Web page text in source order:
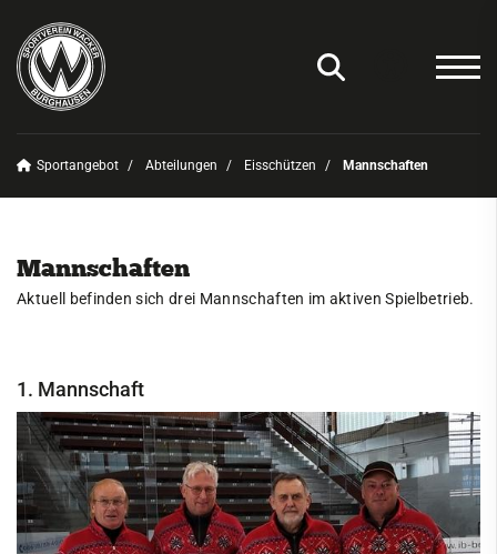
Sportangebot Abteilungen Eisschützen Mannschaften
Mannschaften
Aktuell befinden sich drei Mannschaften im aktiven Spielbetrieb.
1. Mannschaft
Sportangebot
Amateurfunk
Badminton
Basketball
Cricket